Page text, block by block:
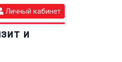
Личный кабинет
и